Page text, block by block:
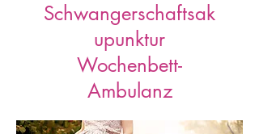
Schwangerschaftsak
upunktur
Wochenbett-
Ambulanz